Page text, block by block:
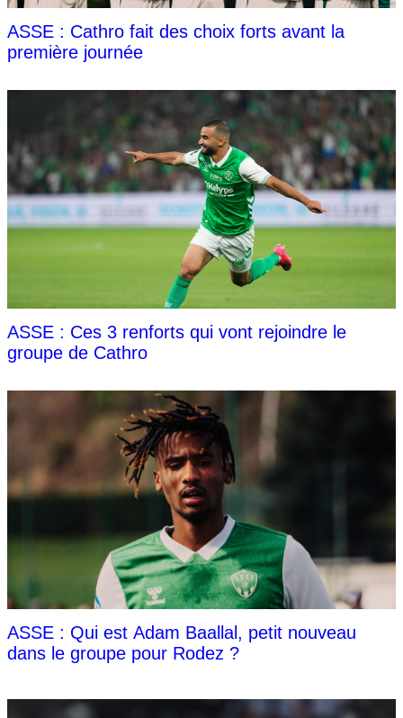
ASSE : Cathro fait des choix forts avant la
première journée
ASSE : Ces 3 renforts qui vont rejoindre le
groupe de Cathro
ASSE : Qui est Adam Baallal, petit nouveau
dans le groupe pour Rodez ?